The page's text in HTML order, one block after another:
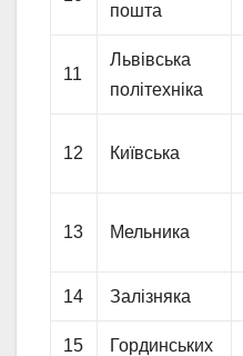
пошта
11
Львівська
політехніка
12 Київська
13 Мельника
14 Залізняка
15 Гординських